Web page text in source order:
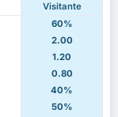
Visitante
60%
2.00
1.20
0.80
40%
50%